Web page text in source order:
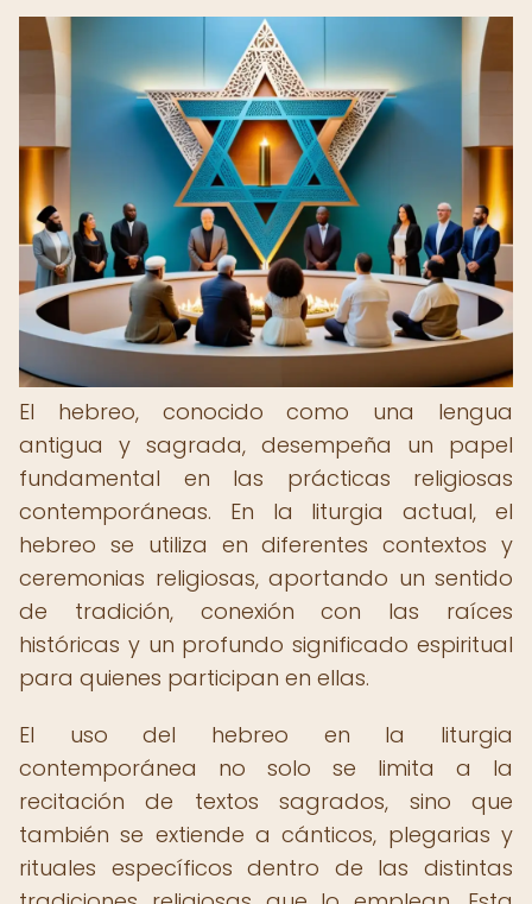
El hebreo, conocido como una lengua
antigua y sagrada, desempeña un papel
fundamental en las prácticas religiosas
contemporáneas. En la liturgia actual, el
hebreo se utiliza en diferentes contextos y
ceremonias religiosas, aportando un sentido
de tradición, conexión con las raíces
históricas y un profundo significado espiritual
para quienes participan en ellas.
El uso del hebreo en la liturgia
contemporánea no solo se limita a la
recitación de textos sagrados, sino que
también se extiende a cánticos, plegarias y
rituales específicos dentro de las distintas